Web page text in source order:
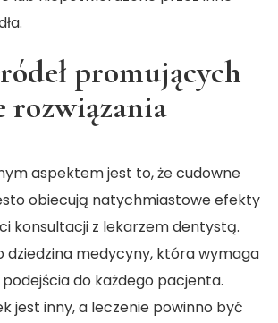
promujących
rozwiązania
aspektem jest to, że cudowne
obiecują natychmiastowe efekty
konsultacji z lekarzem dentystą.
dziedzina medycyny, która wymaga
do każdego pacjenta.
jest inny, a leczenie powinno być